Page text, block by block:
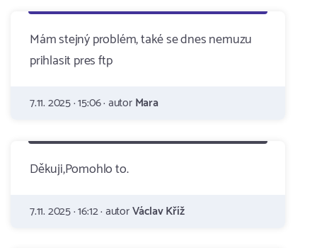
Mám stejný problém, také se dnes nemuzu
prihlasit pres ftp
7.11. 2025 · 15:06 · autorMara
Děkuji,Pomohlo to.
7.11. 2025 · 16:12 · autorVáclav Kříž